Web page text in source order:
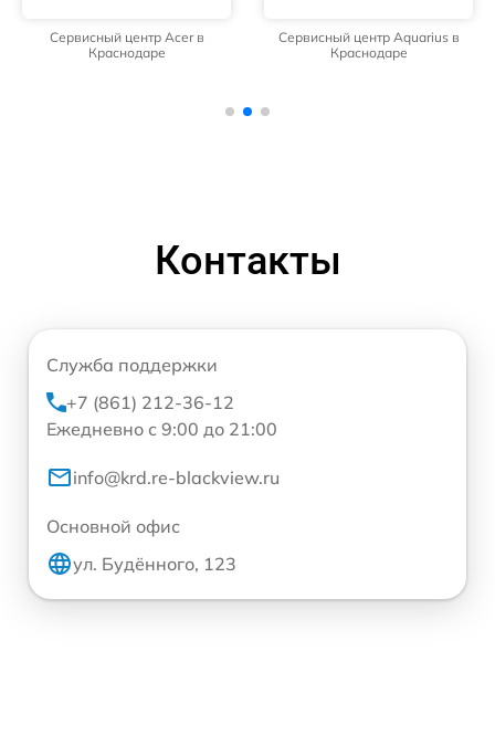
Сервисный центр Acer в
Краснодаре
Сервисный центр Aquarius в
Краснодаре
Контакты
Служба поддержки
+7 (861) 212-36-12
Ежедневно с 9:00 до 21:00
info@krd.re-blackview.ru
Основной офис
ул. Будённого, 123